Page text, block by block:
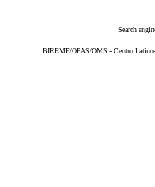
Search
BIREME/OPAS/OMS - Centro Latino-